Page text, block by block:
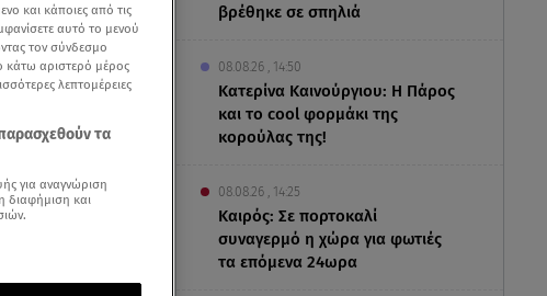
βρέθηκε σε σπηλιά
08.08.26 , 14:50
Κατερίνα Καινούργιου: Η Πάρος
και το cool φορμάκι της
κορούλας της!
08.08.26 , 14:25
Καιρός: Σε πορτοκαλί
συναγερμό η χώρα για φωτιές
τα επόμενα 24ωρα
και κάποιες από τις
αυτό το μενού
τον σύνδεσμο
κάτω αριστερό μέρος
λεπτομέρειες
τα
για αναγνώριση
διαφήμιση και